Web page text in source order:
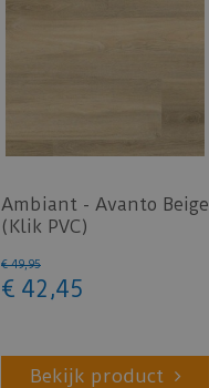
Ambiant - Avanto Beige
(Klik PVC)
€ 49,95
€ 42 ,45
Bekijk product